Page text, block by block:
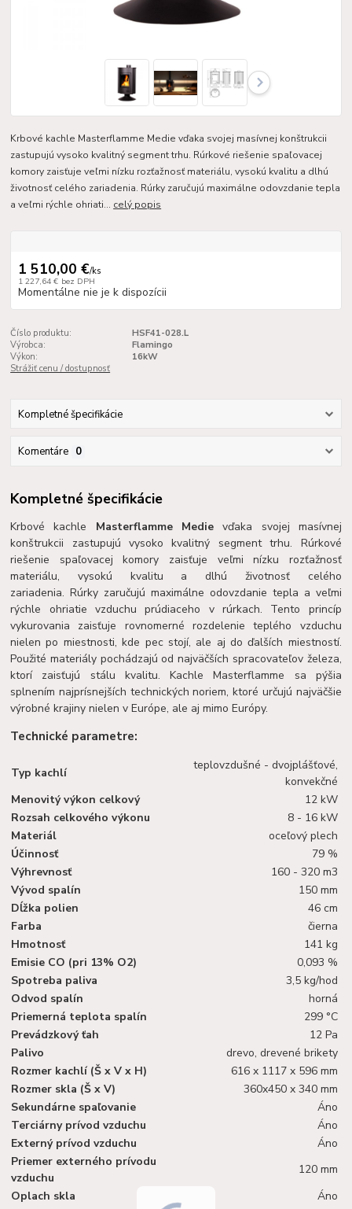
Krbové kachle Masterflamme Medie vďaka svojej masívnej konštrukcii
zastupujú vysoko kvalitný segment trhu. Rúrkové riešenie spaľovacej
komory zaisťuje veľmi nízku rozťažnosť materiálu, vysokú kvalitu a dlhú
životnosť celého zariadenia. Rúrky zaručujú maximálne odovzdanie tepla
a veľmi rýchle ohriati... celý popis
1 510,00 €/ks
1 227,64 € bez DPH
Momentálne nie je k dispozícii
Číslo produktu:
HSF41-028.L
Výrobca:
Flamingo
Výkon:
16kW
Strážiť cenu / dostupnosť
Kompletné špecifikácie
Komentáre 0
Kompletné špecifikácie
Krbové kachle Masterflamme Medievďaka svojej masívnej
konštrukcii zastupujú vysoko kvalitný segment trhu. Rúrkové
riešenie spaľovacej komory zaisťuje veľmi nízku rozťažnosť
materiálu, vysokú kvalitu a dlhú životnosť celého
zariadenia. Rúrky zaručujú maximálne odovzdanie tepla a veľmi
rýchle ohriatie vzduchu prúdiaceho v rúrkach. Tento princíp
vykurovania zaisťuje rovnomerné rozdelenie teplého vzduchu
nielen po miestnosti, kde pec stojí, ale aj do ďalších miestností.
Použité materiály pochádzajú od najväčších spracovateľov železa,
ktorí zaisťujú stálu kvalitu. Kachle Masterflamme sa pýšia
splnením najprísnejších technických noriem, ktoré určujú najväčšie
výrobné krajiny nielen v Európe, ale aj mimo Európy.
Technické parametre:
Typ kachlí
teplovzdušné - dvojplášťové,
konvekčné
Menovitý výkon celkový
12 kW
Rozsah celkového výkonu
8 - 16 kW
Materiál
oceľový plech
Účinnosť
79 %
Výhrevnosť
160 - 320 m3
Vývod spalín
150 mm
Dĺžka polien
46 cm
Farba
čierna
Hmotnosť
141 kg
Emisie CO (pri 13% O2)
0,093 %
Spotreba paliva
3,5 kg/hod
Odvod spalín
horná
Priemerná teplota spalín
299 °C
Prevádzkový ťah
12 Pa
Palivo
drevo, drevené brikety
Rozmer kachlí (Š x V x H)
616 x 1117 x 596 mm
Rozmer skla (Š x V)
360x450 x 340 mm
Sekundárne spaľovanie
Áno
Terciárny prívod vzduchu
Áno
Externý prívod vzduchu
Áno
Priemer externého prívodu
vzduchu
120 mm
Oplach skla
Áno